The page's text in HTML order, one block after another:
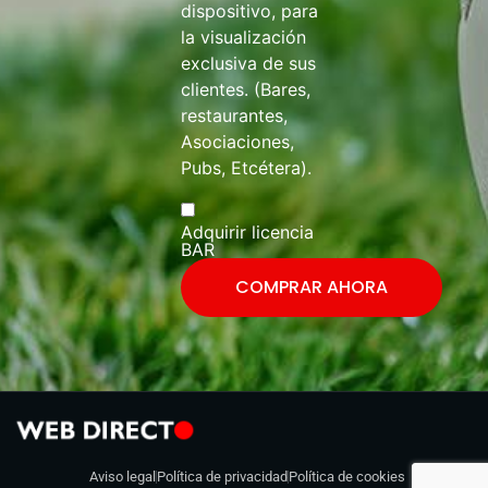
dispositivo, para
la visualización
exclusiva de sus
clientes. (Bares,
restaurantes,
Asociaciones,
Pubs, Etcétera).
Adquirir licencia
BAR
COMPRAR AHORA
Aviso legal Política de privacidad Política de cookies